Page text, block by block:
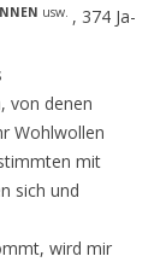
usw. , 374 Ja-
von denen
Wohlwollen
mit
sich und
wird mir